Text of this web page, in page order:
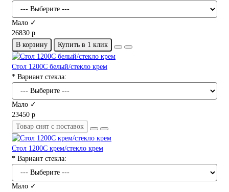
Мало ✓
26830 р
В корзину
Купить в 1 клик
Стол 1200С белый/стекло крем
* Вариант стекла:
Мало ✓
23450 р
Товар снят с поставок
Стол 1200С крем/стекло крем
* Вариант стекла:
Мало ✓